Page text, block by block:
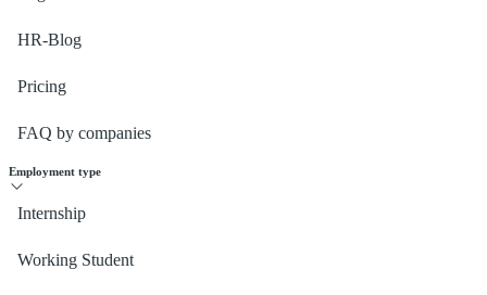
HR-Blog
Pricing
FAQ by companies
Employment type
Internship
Working Student